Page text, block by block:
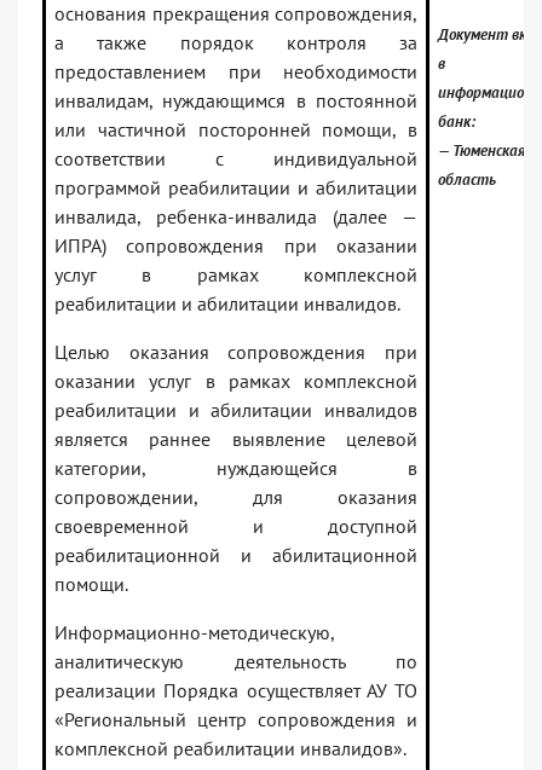
основания прекращения сопровождения,
а также порядок контроля за
предоставлением при необходимости
инвалидам, нуждающимся в постоянной
или частичной посторонней помощи, в
соответствии с индивидуальной
программой реабилитации и абилитации
инвалида, ребенка-инвалида (далее —
ИПРА) сопровождения при оказании
услуг в рамках комплексной
реабилитации и абилитации инвалидов.
Целью оказания сопровождения при
оказании услуг в рамках комплексной
реабилитации и абилитации инвалидов
является раннее выявление целевой
категории, нуждающейся в
сопровождении, для оказания
своевременной и доступной
реабилитационной и абилитационной
помощи.
Информационно-методическую,
аналитическую деятельность по
реализации Порядка осуществляет АУ ТО
«Региональный центр сопровождения и
комплексной реабилитации инвалидов».
Документ
в
банк:
— Тюменская
область